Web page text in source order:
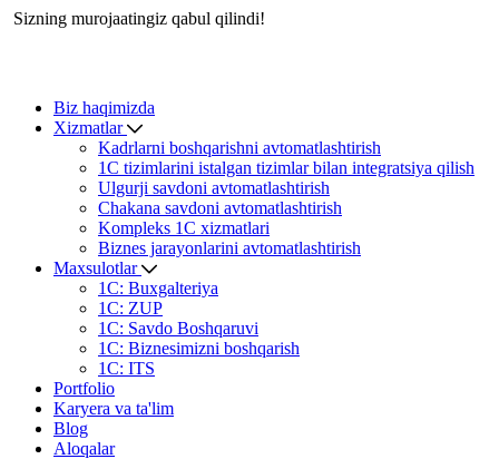
Sizning murojaatingiz qabul qilindi!
Biz haqimizda
Xizmatlar
Kadrlarni boshqarishni avtomatlashtirish
1С tizimlarini istalgan tizimlar bilan integratsiya qilish
Ulgurji savdoni avtomatlashtirish
Chakana savdoni avtomatlashtirish
Kompleks 1C xizmatlari
Biznes jarayonlarini avtomatlashtirish
Maxsulotlar
1С: Buxgalteriya
1С: ZUP
1С: Savdo Boshqaruvi
1С: Biznesimizni boshqarish
1С: ITS
Portfolio
Karyera va ta'lim
Blog
Aloqalar